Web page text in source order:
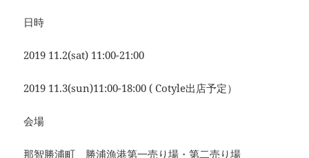
日時
2019 11.2(sat) 11:00-21:00
2019 11.3(sun)11:00-18:00 ( Cotyle出店予定）
会場
那智勝浦町 勝浦漁港第一売り場・第二売り場